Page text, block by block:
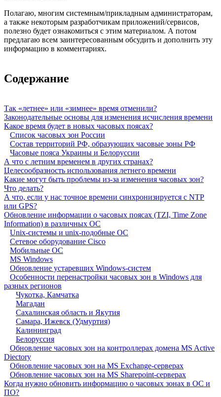
Полагаю, многим системным/прикладным администраторам,
а также некоторым разработчикам приложений/сервисов,
полезно будет ознакомиться с этим материалом. А потом
предлагаю всем заинтересованным обсудить и дополнить эту
информацию в комментариях.
Содержание
Так «летнее» или «зимнее» время отменили?
Законодательные основы для изменения исчисления времени
Какое время будет в новых часовых поясах?
Список часовых зон России
Состав территорий РФ, образующих часовые зоны РФ
Часовые пояса Украины и Белоруссии
А что с летним временем в других странах?
Целесообразность использования летнего времени
Какие могут быть проблемы из-за изменения часовых зон?
Что делать?
А что, если у нас точное времени синхронизируется с NTP
или GPS?
Обновление информации о часовых поясах (TZI, Time Zone
Information) в различных ОС
Unix-системы и unix-подобные ОС
Сетевое оборудование Cisco
Мобильные ОС
MS Windows
Обновление устаревших Windows-систем
Особенности перенастройки часовых зон в Windows для
разных регионов
Чукотка, Камчатка
Магадан
Сахалинская область и Якутия
Самара, Ижевск (Удмуртия)
Калининград
Белоруссия
Обновление часовых зон на контроллерах домена MS Active
Diectory
Обновление часовых зон на MS Exchange-серверах
Обновление часовых зон на MS Sharepoint-серверах
Когда нужно обновить информацию о часовых зонах в ОС и
ПО?